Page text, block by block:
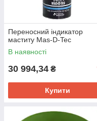
Переносний індикатор
маститу Mas-D-Tec
В наявності
30 994,34 ₴
Купити